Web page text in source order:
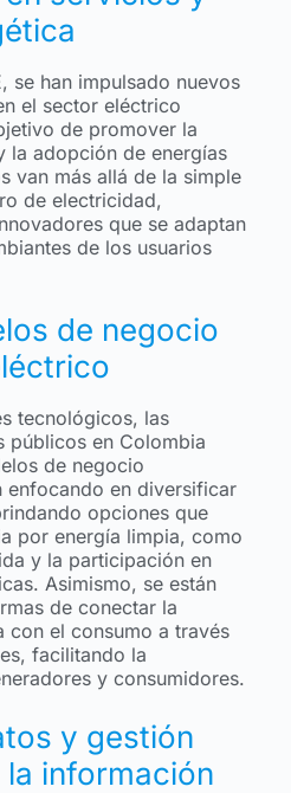
se han impulsado nuevos
el sector eléctrico
de promover la
la adopción de energías
van más allá de la simple
de electricidad,
que se adaptan
de los usuarios
de negocio
tecnológicos, las
públicos en Colombia
de negocio
enfocando en diversificar
opciones que
por energía limpia, como
y la participación en
Asimismo, se están
de conectar la
con el consumo a través
facilitando la
y consumidores.
y gestión
información